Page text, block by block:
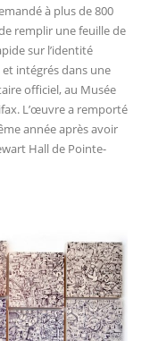
à plus de 800
remplir une feuille de
sur l’identité
intégrés dans une
officiel, au Musée
L’œuvre a remporté
année après avoir
Hall de Pointe-